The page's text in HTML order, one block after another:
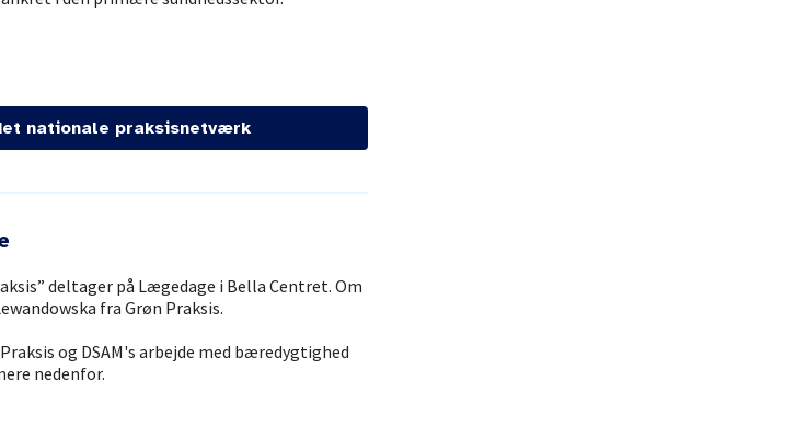
nationale praksisnetværk
deltager på Lægedage i Bella Centret. Om
fra Grøn Praksis.
og DSAM's arbejde med bæredygtighed
nedenfor.